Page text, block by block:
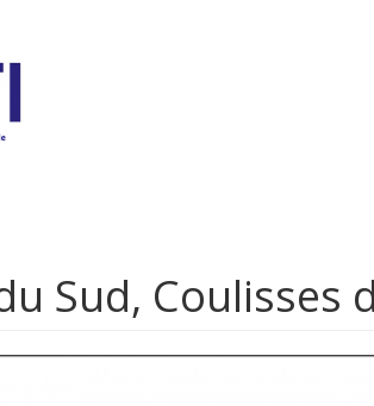
Sud, Coulisses